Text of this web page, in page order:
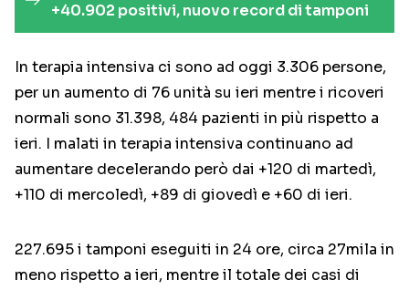
+40.902 positivi, nuovo record di tamponi
In terapia intensiva ci sono ad oggi 3.306 persone,
per un aumento di 76 unità su ieri mentre i ricoveri
normali sono 31.398, 484 pazienti in più rispetto a
ieri. I malati in terapia intensiva continuano ad
aumentare decelerando però dai +120 di martedì,
+110 di mercoledì, +89 di giovedì e +60 di ieri.
227.695 i tamponi eseguiti in 24 ore, circa 27mila in
meno rispetto a ieri, mentre il totale dei casi di